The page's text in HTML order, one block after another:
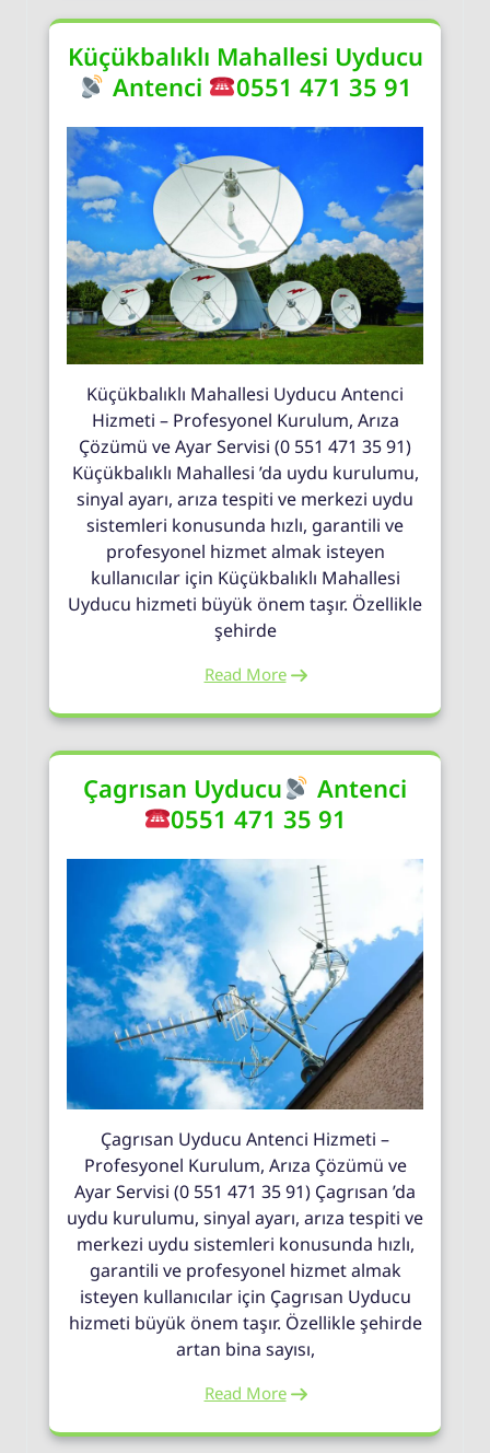
Küçükbalıklı Mahallesi Uyducu
Antenci
0551 471 35 91
Küçükbalıklı Mahallesi Uyducu Antenci
Hizmeti – Profesyonel Kurulum, Arıza
Çözümü ve Ayar Servisi (0 551 471 35 91)
Küçükbalıklı Mahallesi ’da uydu kurulumu,
sinyal ayarı, arıza tespiti ve merkezi uydu
sistemleri konusunda hızlı, garantili ve
profesyonel hizmet almak isteyen
kullanıcılar için Küçükbalıklı Mahallesi
Uyducu hizmeti büyük önem taşır. Özellikle
şehirde
Read More
Çagrısan Uyducu
Antenci
0551 471 35 91
Çagrısan Uyducu Antenci Hizmeti –
Profesyonel Kurulum, Arıza Çözümü ve
Ayar Servisi (0 551 471 35 91) Çagrısan ’da
uydu kurulumu, sinyal ayarı, arıza tespiti ve
merkezi uydu sistemleri konusunda hızlı,
garantili ve profesyonel hizmet almak
isteyen kullanıcılar için Çagrısan Uyducu
hizmeti büyük önem taşır. Özellikle şehirde
artan bina sayısı,
Read More